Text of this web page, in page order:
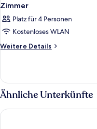
Zimmer
Platz für 4 Personen
Kostenloses WLAN
Weitere Details
Weitere
Ähnliche Unterkünfte
Grand Hotel Cavour